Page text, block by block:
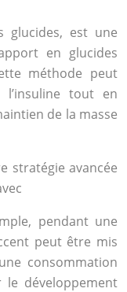
glucides, est une
en glucides
méthode peut
tout en
de la masse
stratégie avancée
pendant une
peut être mis
consommation
développement